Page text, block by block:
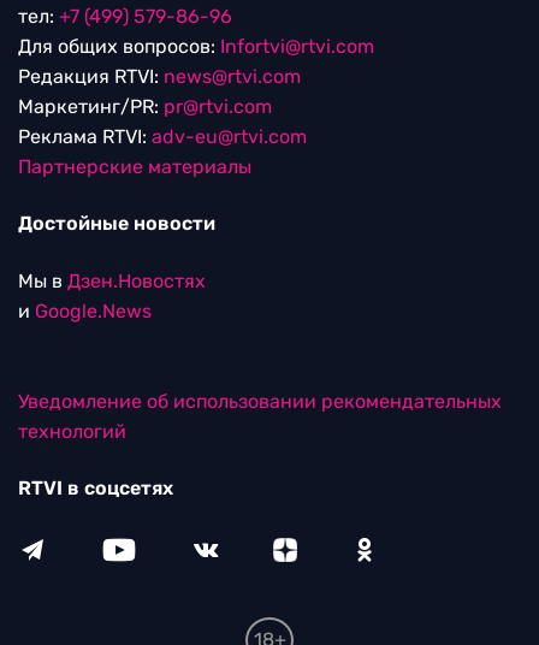
тел: +7 (499) 579-86-96
Для общих вопросов: Infortvi@rtvi.com
Редакция RTVI: news@rtvi.com
Маркетинг/PR: pr@rtvi.com
Реклама RTVI: adv-eu@rtvi.com
Партнерские материалы
Достойные новости
Мы в Дзен.Новостях
и Google.News
Уведомление об использовании рекомендательных
технологий
RTVI в соцсетях
18+